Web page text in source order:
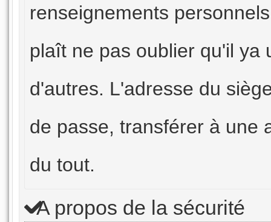
renseignements
plaît ne pas oublier qu'il ya
d'autres. L'adresse du
de passe, transférer à une
du tout.
A propos de la sécurité